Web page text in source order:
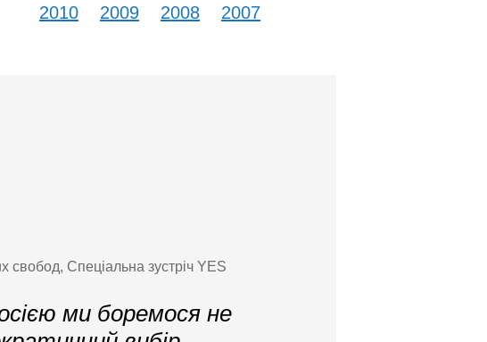
2010
2009 2008 2007
свобод, Спеціальна зустріч YES
ми боремося не